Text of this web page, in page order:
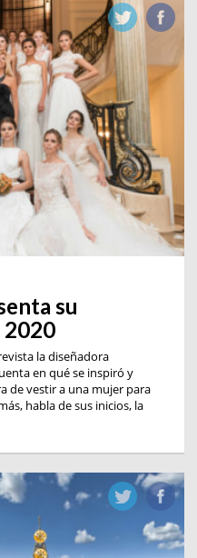
su
2020
la diseñadora
en qué se inspiró y
de vestir a una mujer para
habla de sus inicios, la